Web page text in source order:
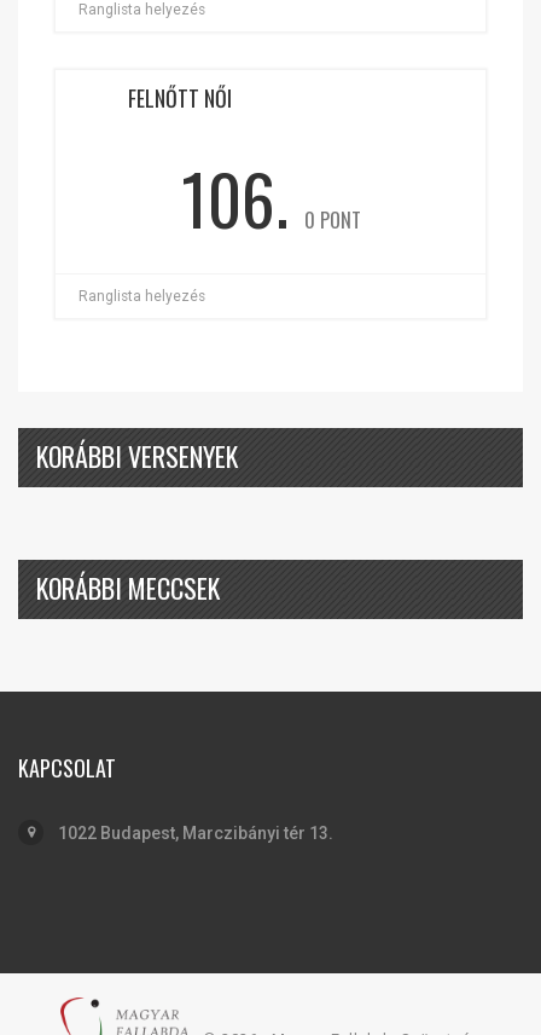
Ranglista helyezés
FELNŐTT NŐI
106. 0 PONT
Ranglista helyezés
KORÁBBI VERSENYEK
KORÁBBI MECCSEK
KAPCSOLAT
1022 Budapest, Marczibányi tér 13.